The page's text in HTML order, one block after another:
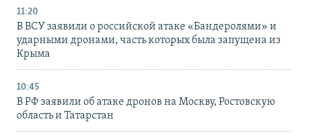
11:20
В ВСУ заявили о российской атаке «Бандеролями» и
ударными дронами, часть которых была запущена из
Крыма
10:45
В РФ заявили об атаке дронов на Москву, Ростовскую
область и Татарстан